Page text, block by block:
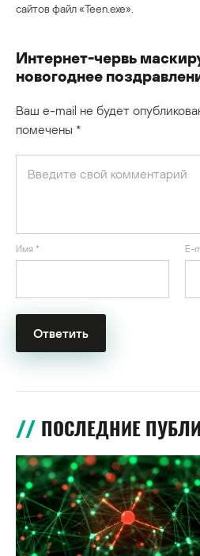
сайтов файл «Teen.exe».
Интернет-червь
новогоднее
Ваш e-mail не будет
помечены *
Имя * E-
ПОСЛЕДНИЕ